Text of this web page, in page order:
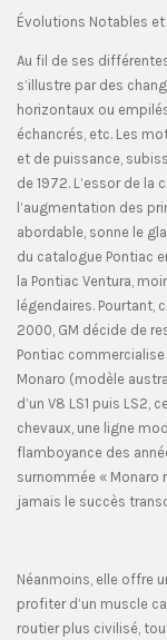
Évolutions Notables
Au fil de ses
s’illustre par des
horizontaux ou
échancrés, etc. Les
et de puissance,
de 1972. L’essor de la
l’augmentation des
abordable, sonne le
du catalogue Pontiac
la Pontiac Ventura,
légendaires. Pourtant,
2000, GM décide de
Pontiac commercialise
Monaro (modèle
d’un V8 LS1 puis
chevaux, une ligne
flamboyance des
surnommée « Monaro
jamais le succès
Néanmoins, elle offre
profiter d’un muscle
routier plus civilisé,